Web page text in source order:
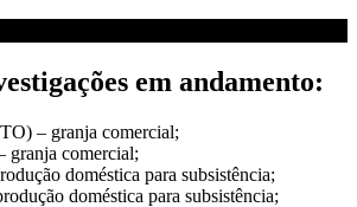
em andamento:
– granja comercial;
granja comercial;
doméstica para subsistência;
doméstica para subsistência;